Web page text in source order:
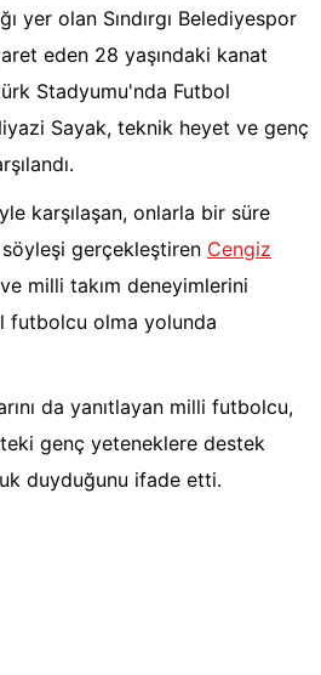
yer olan Sındırgı Belediyespor
eden 28 yaşındaki kanat
Stadyumu'nda Futbol
Sayak, teknik heyet ve genç
karşılaşan, onlarla bir süre
gerçekleştiren Cengiz
milli takım deneyimlerini
futbolcu olma yolunda
da yanıtlayan milli futbolcu,
genç yeteneklere destek
duyduğunu ifade etti.